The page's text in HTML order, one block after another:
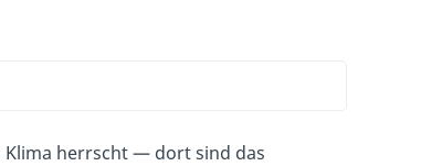
Klima herrscht — dort sind das